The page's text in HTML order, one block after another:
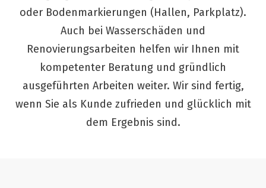
oder Bodenmarkierungen (Hallen, Parkplatz).
Auch bei Wasserschäden und
Renovierungsarbeiten helfen wir Ihnen mit
kompetenter Beratung und gründlich
ausgeführten Arbeiten weiter. Wir sind fertig,
wenn Sie als Kunde zufrieden und glücklich mit
dem Ergebnis sind.